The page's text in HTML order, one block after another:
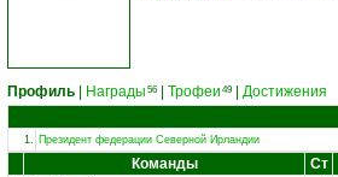
Профиль Награды 56 Трофеи 49
Достижения
1. Президент федерации Северной Ирландии
Команды Ст